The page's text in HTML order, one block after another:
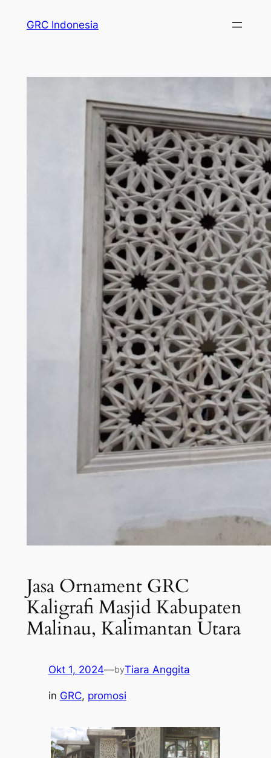
GRC Indonesia
Jasa Ornament GRC
Kaligrafi Masjid Kabupaten
Malinau, Kalimantan Utara
Okt 1, 2024—byTiara Anggita
in GRC, promosi